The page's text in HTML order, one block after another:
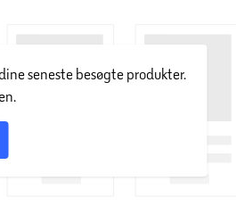
seneste besøgte produkter.